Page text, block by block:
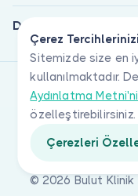
Çerez
Sitemizde size en
kullanılmaktadır.
Aydınlatma Metni'ni
özelleştirebilirsiniz.
Çerezleri
Doktorlar için
© 2026 Bulut Klinik